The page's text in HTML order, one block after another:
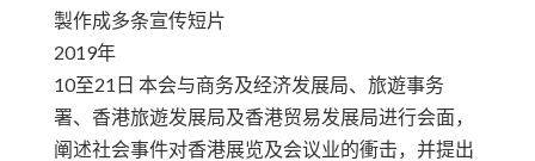
製作成多条宣传短片
2019年
10至21日 本会与商务及经济发展局、旅遊事务
署、香港旅遊发展局及香港贸易发展局进行会面，
阐述社会事件对香港展览及会议业的衝击，并提出